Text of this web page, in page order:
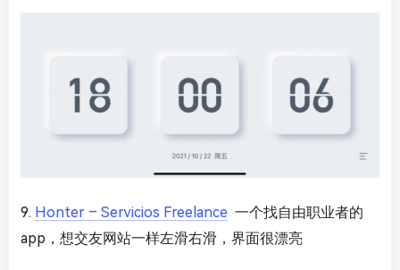
9. Honter – Servicios Freelance 一个找自由职业者的
app，想交友网站一样左滑右滑，界面很漂亮